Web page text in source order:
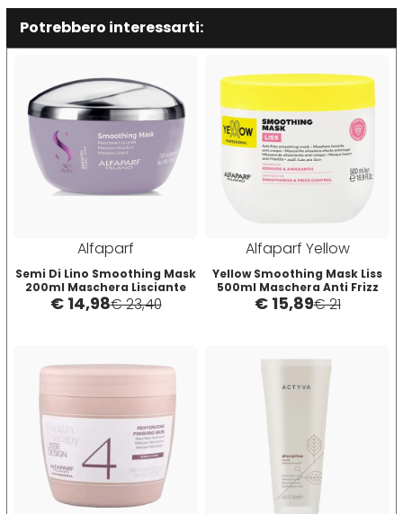
Scenic
SCHWARZKOPF
Selective
Structura
Suavecito
Susan Darnell
Taboga Scents
Tahe
TANGLE TEEZER
Tecna
Tecnofilati
TecnoTurbo
Termix
Potrebbero interessarti:
Alfaparf
Semi Di Lino Smoothing Mask
200ml Maschera Lisciante
€ 14,98€ 23,40
Alfaparf Yellow
Yellow Smoothing Mask Liss
500ml Maschera Anti Frizz
Lisciante
€ 15,89€ 21